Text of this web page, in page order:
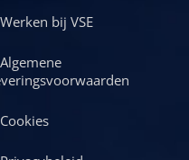
Werken bij VSE
Algemene
Cookies